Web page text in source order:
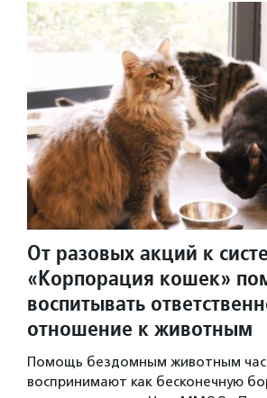
От разовых акций к
«Корпорация кошек»
воспитывать
отношение к животным
Помощь бездомным животным
воспринимают как бесконечную